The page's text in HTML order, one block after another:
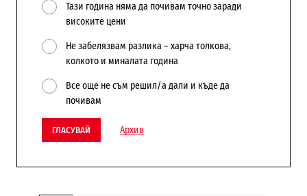
Тази година няма да почивам точно заради
високите цени
Не забелязвам разлика – харча толкова,
колкото и миналата година
Все още не съм решил/а дали и къде да
почивам
ГЛАСУВАЙ Архив